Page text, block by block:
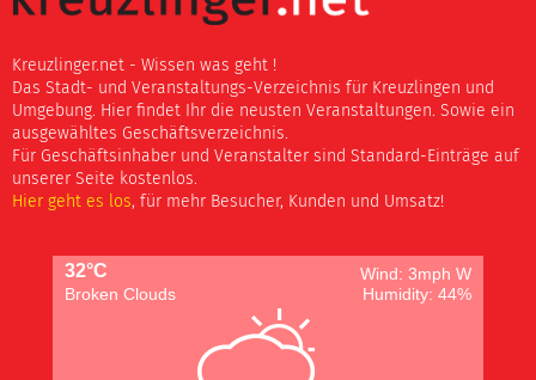
Kreuzlinger.net - Wissen was geht !
Das Stadt- und Veranstaltungs-Verzeichnis für Kreuzlingen und
Umgebung. Hier findet Ihr die neusten Veranstaltungen. Sowie ein
ausgewähltes Geschäftsverzeichnis.
Für Geschäftsinhaber und Veranstalter sind Standard-Einträge auf
unserer Seite kostenlos.
Hier geht es los, für mehr Besucher, Kunden und Umsatz!
32°C
Wind: 3mph W
Broken Clouds
Humidity: 44%